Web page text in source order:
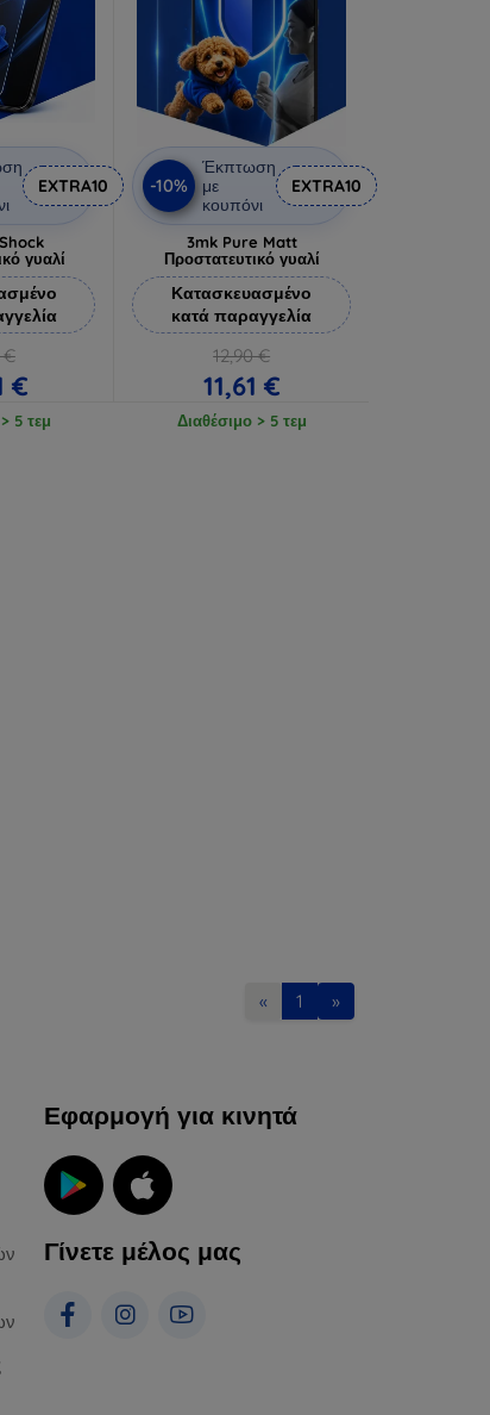
EXTRA10
γυαλί
€
€
> 5 τεμ
-10%
Έκπτωση
με
κουπόνι
EXTRA10
3mk Pure Matt
Προστατευτικό γυαλί
Κατασκευασμένο
κατά παραγγελία
12,90 €
11,61 €
Διαθέσιμο > 5 τεμ
« 1 »
Εφαρμογή για κινητά
Γίνετε μέλος μας